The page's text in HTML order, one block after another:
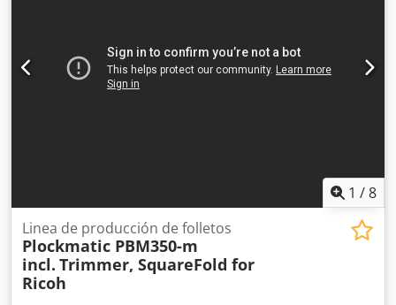
1 /8
Linea de producción de folletos
Plockmatic PBM350-m
incl. Trimmer, SquareFold for
Ricoh